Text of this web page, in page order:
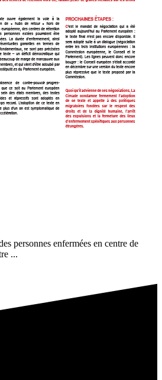
personnes enfermées en centre de
...